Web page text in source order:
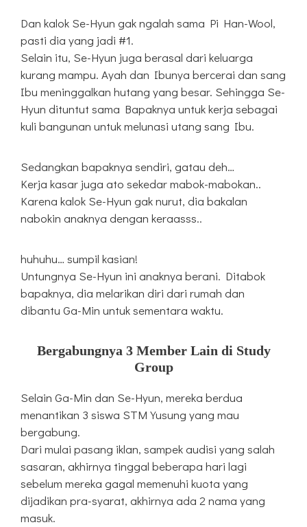
Dan kalok Se-Hyun gak ngalah sama Pi Han-Wool,
pasti dia yang jadi #1.
Selain itu, Se-Hyun juga berasal dari keluarga
kurang mampu. Ayah dan Ibunya bercerai dan sang
Ibu meninggalkan hutang yang besar. Sehingga Se-
Hyun dituntut sama Bapaknya untuk kerja sebagai
kuli bangunan untuk melunasi utang sang Ibu.
Sedangkan bapaknya sendiri, gatau deh…
Kerja kasar juga ato sekedar mabok-mabokan..
Karena kalok Se-Hyun gak nurut, dia bakalan
nabokin anaknya dengan keraasss..
huhuhu… sumpil kasian!
Untungnya Se-Hyun ini anaknya berani. Ditabok
bapaknya, dia melarikan diri dari rumah dan
dibantu Ga-Min untuk sementara waktu.
Bergabungnya 3 Member Lain di Study
Group
Selain Ga-Min dan Se-Hyun, mereka berdua
menantikan 3 siswa STM Yusung yang mau
bergabung.
Dari mulai pasang iklan, sampek audisi yang salah
sasaran, akhirnya tinggal beberapa hari lagi
sebelum mereka gagal memenuhi kuota yang
dijadikan pra-syarat, akhirnya ada 2 nama yang
masuk.